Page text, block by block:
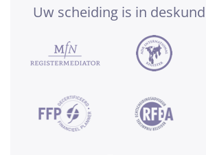
Uw scheiding is in